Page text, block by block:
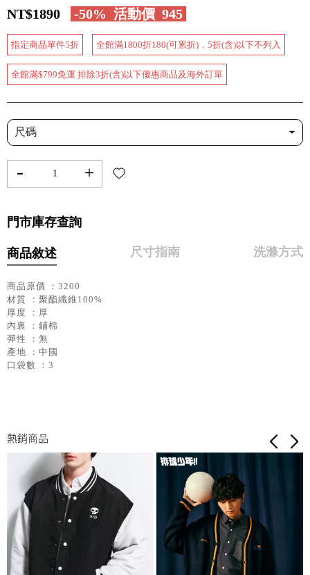
NT$1890 -50% 活動價 945
指定商品單件5折 全館滿1800折180(可累折)，5折(含)以下不列入
全館滿$799免運 排除3折(含)以下優惠商品及海外訂單
尺碼
- +
門市庫存查詢
商品敘述 尺寸指南 洗滌方式
商品原價 ：3200
材質 ：聚酯纖維100%
厚度 ：厚
內裏 ：鋪棉
彈性 ：無
產地 ：中國
口袋數 ：3
熱銷商品